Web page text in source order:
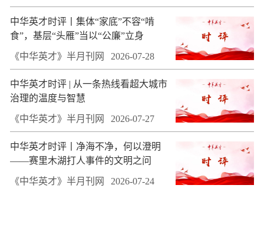
中华英才时评丨集体“家底”不容“啃
食”，基层“头雁”当以“公廉”立身
《中华英才》半月刊网 2026-07-28
中华英才时评 | 从一条热线看超大城市
治理的温度与智慧
《中华英才》半月刊网 2026-07-27
中华英才时评丨净海不净，何以澄明
——赛里木湖打人事件的文明之问
《中华英才》半月刊网 2026-07-24